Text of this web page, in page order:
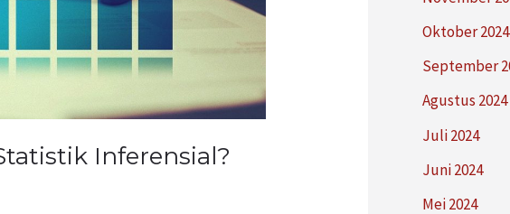
Inferensial?
Oktober 2024
September
Agustus 2024
Juli 2024
Juni 2024
Mei 2024